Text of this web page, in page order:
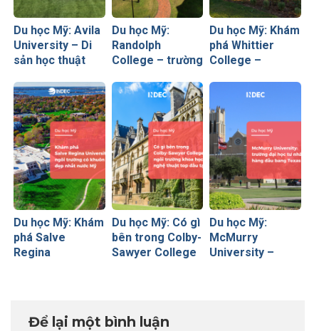
Du học Mỹ: Avila
University – Di
sản học thuật
mình bằng mô
hình học tập hiện
đại
Du học Mỹ:
Randolph
College – trường
hàng đầu bang
Du học Mỹ: Khám
phá Whittier
College –
tư thục tại miền
Nam California
Du học Mỹ: Khám
phá Salve
Regina
đất Mỹ
Du học Mỹ: Có gì
bên trong Colby-
Sawyer College
Du học Mỹ:
McMurry
University –
Để lại một bình luận